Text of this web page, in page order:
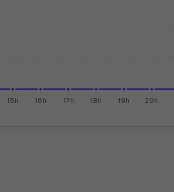
15h 16h 17h 18h 19h 20h